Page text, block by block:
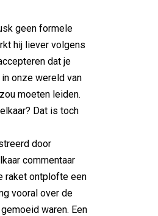
geen formele
hij liever volgens
dat je
onze wereld van
moeten leiden.
Dat is toch
door
commentaar
raket ontplofte een
vooral over de
waren. Een